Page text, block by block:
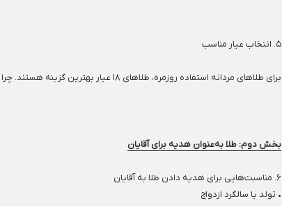
۵. انتخاب عیار مناسب
برای طلاهای مردانه استفاده روزمره، طلاهای ۱۸ عیار بهترین گزینه هستند. چرا که مقاومت خوبی دارند و در عین حال براق و ارزشمندند.
بخش دوم: طلا به‌عنوان هدیه برای آقایان
۶. مناسبت‌هایی برای هدیه دادن طلا به آقایان
• تولد یا سالگرد ازدواج